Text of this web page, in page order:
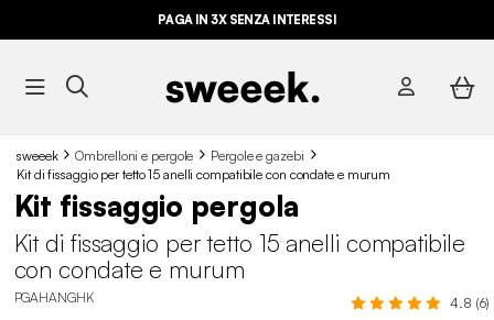
PAGA IN 3X SENZA INTERESSI
sweeek Ombrelloni e pergole
Pergole e gazebi
Kit di fissaggio per tetto 15 anelli compatibile con condate e murum
Kit fissaggio pergola
Kit di fissaggio per tetto 15 anelli compatibile
con condate e murum
PGAHANGHK 4.8 (6)